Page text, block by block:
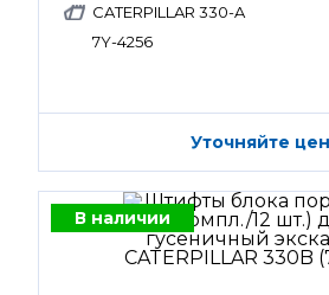
CATERPILLAR 330-A
7Y-4256
Уточняйте
В наличии